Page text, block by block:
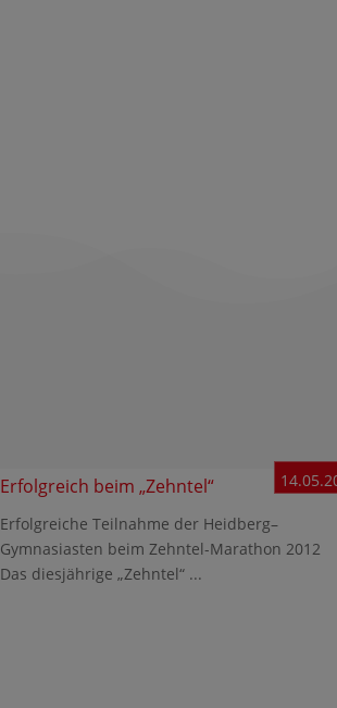
Erfolgreich beim „Zehntel“
Erfolgreiche Teilnahme der Heidberg–
Gymnasiasten beim Zehntel-Marathon 2012
Das diesjährige „Zehntel“ ...